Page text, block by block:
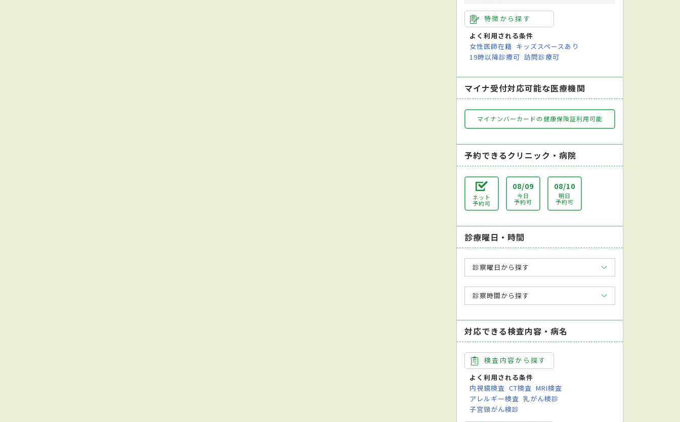
特徴から探す
よく利用される条件
女性医師在籍 キッズスペースあり
19時以降診療可 訪問診療可
マイナ受付対応可能な医療機関
マイナンバーカードの健康保険証利用可能
予約できるクリニック・病院
ネット
予約可
08/09
今日
予約可
08/10
明日
予約可
診療曜日・時間
診察曜日から探す
診察時間から探す
対応できる検査内容・病名
検査内容から探す
よく利用される条件
内視鏡検査 CT検査 MRI検査
アレルギー検査 乳がん検診
子宮頸がん検診